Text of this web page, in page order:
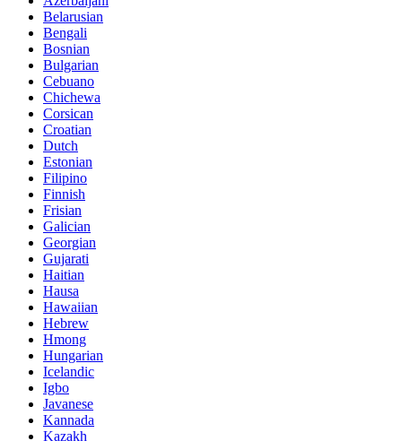
Belarusian
Bengali
Bosnian
Bulgarian
Cebuano
Chichewa
Corsican
Croatian
Dutch
Estonian
Filipino
Finnish
Frisian
Galician
Georgian
Gujarati
Haitian
Hausa
Hawaiian
Hebrew
Hmong
Hungarian
Icelandic
Igbo
Javanese
Kannada
Kazakh